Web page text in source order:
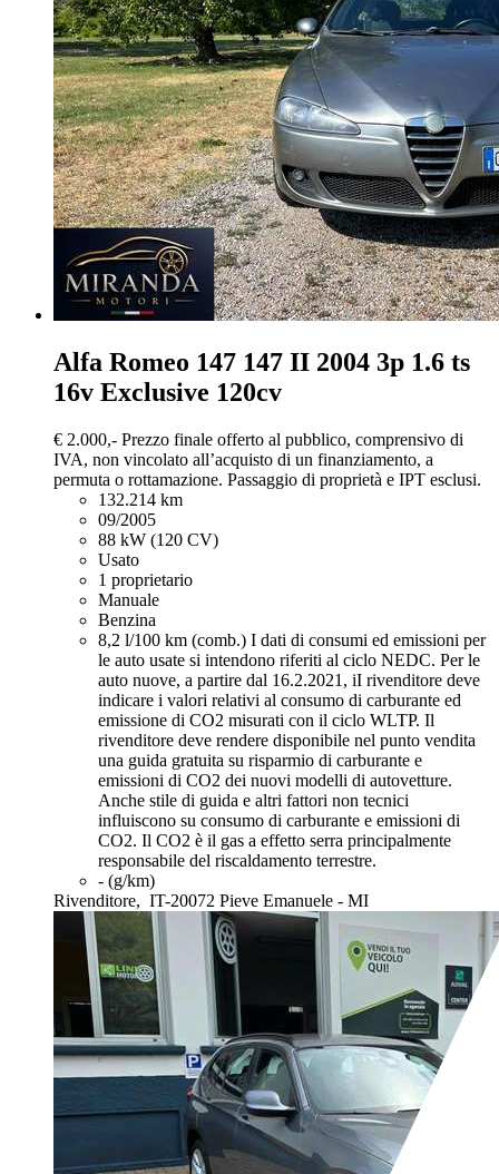
Alfa Romeo 147 147 II 2004 3p 1.6 ts
16v Exclusive 120cv
€ 2.000,- Prezzo finale offerto al pubblico, comprensivo di
IVA, non vincolato all’acquisto di un finanziamento, a
permuta o rottamazione. Passaggio di proprietà e IPT esclusi.
132.214 km
09/2005
88 kW (120 CV)
Usato
1 proprietario
Manuale
Benzina
8,2 l/100 km (comb.) I dati di consumi ed emissioni per
le auto usate si intendono riferiti al ciclo NEDC. Per le
auto nuove, a partire dal 16.2.2021, iI rivenditore deve
indicare i valori relativi al consumo di carburante ed
emissione di CO2 misurati con il ciclo WLTP. Il
rivenditore deve rendere disponibile nel punto vendita
una guida gratuita su risparmio di carburante e
emissioni di CO2 dei nuovi modelli di autovetture.
Anche stile di guida e altri fattori non tecnici
influiscono su consumo di carburante e emissioni di
CO2. Il CO2 è il gas a effetto serra principalmente
responsabile del riscaldamento terrestre.
- (g/km)
Rivenditore, IT-20072 Pieve Emanuele - MI